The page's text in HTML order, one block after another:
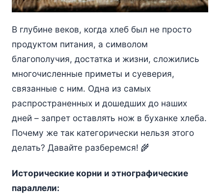
В глубине веков, когда хлеб был не просто
продуктом питания, а символом
благополучия, достатка и жизни, сложились
многочисленные приметы и суеверия,
связанные с ним. Одна из самых
распространенных и дошедших до наших
дней – запрет оставлять нож в буханке хлеба.
Почему же так категорически нельзя этого
делать? Давайте разберемся! 🌾
Исторические корни и этнографические
параллели: